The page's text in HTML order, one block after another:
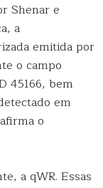
Shenar e
a
emitida por
o campo
45166, bem
em
o
a qWR. Essas